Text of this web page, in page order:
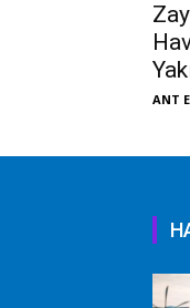
ANT